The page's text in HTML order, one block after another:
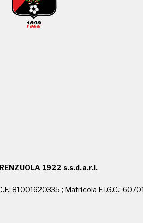
1922 s.s.d.a.r.l.
81001620335 ; Matricola F.I.G.C.: 60701